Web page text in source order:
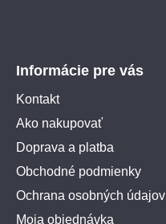
Informácie pre vás
Kontakt
Ako nakupovať
Doprava a platba
Obchodné podmienky
Ochrana osobných údajov
Moja objednávka